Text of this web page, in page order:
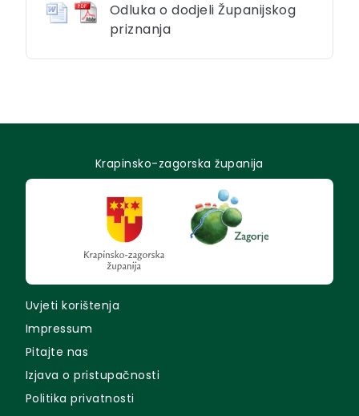
Odluka o dodjeli Županijskog
priznanja
Krapinsko-zagorska županija
Uvjeti korištenja
Impressum
Pitajte nas
Izjava o pristupačnosti
Politika privatnosti